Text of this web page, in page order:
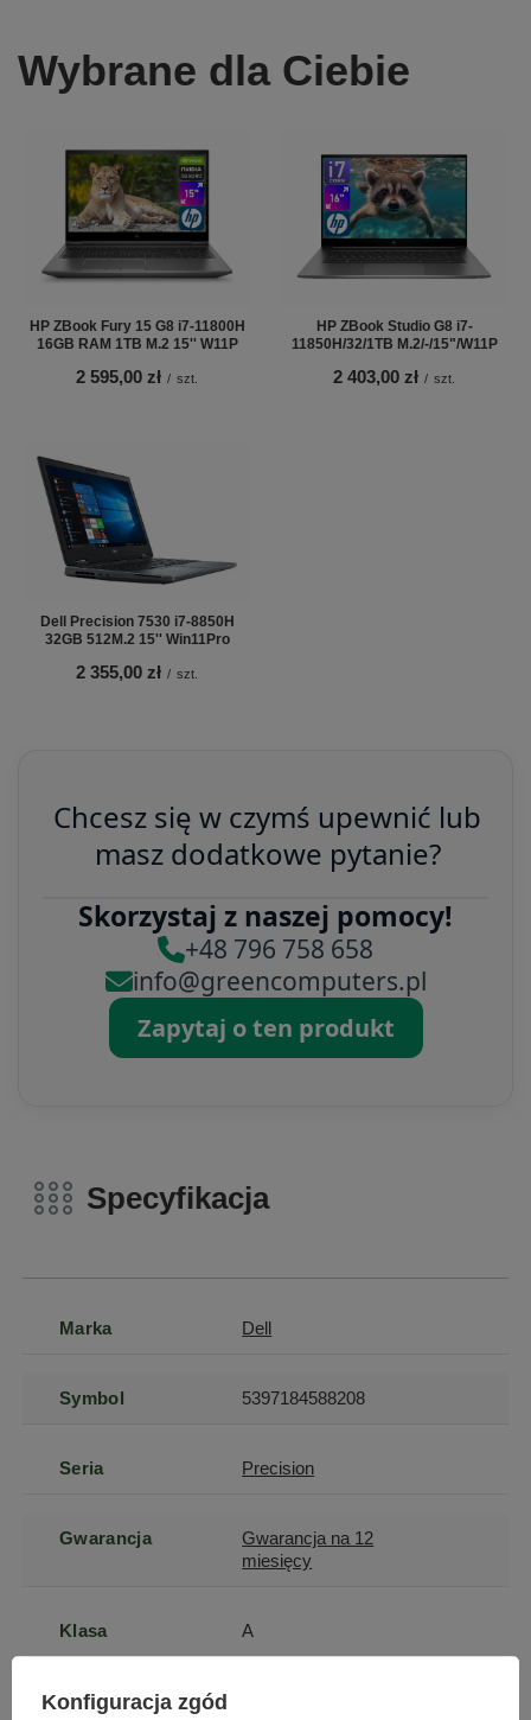
Wybrane dla Ciebie
HP ZBook Fury 15 G8 i7-11800H
16GB RAM 1TB M.2 15'' W11P
2 595,00 zł / szt.
HP ZBook Studio G8 i7-
11850H/32/1TB M.2/-/15"/W11P
2 403,00 zł / szt.
Dell Precision 7530 i7-8850H
32GB 512M.2 15'' Win11Pro
2 355,00 zł / szt.
Chcesz się w czymś upewnić lub
masz dodatkowe pytanie?
Skorzystaj z naszej pomocy!
+48 796 758 658
info@greencomputers.pl
Zapytaj o ten produkt
Specyfikacja
Marka Dell
Symbol 5397184588208
Seria Precision
Gwarancja
Gwarancja na 12
miesięcy
Klasa A
Stan
Konfiguracja zgód